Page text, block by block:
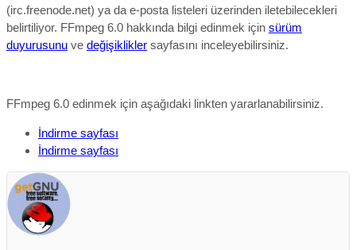
(irc.freenode.net) ya da e-posta listeleri üzerinden iletebilecekleri
belirtiliyor. FFmpeg 6.0 hakkında bilgi edinmek için sürüm
duyurusunu ve değişiklikler sayfasını inceleyebilirsiniz.
FFmpeg 6.0 edinmek için aşağıdaki linkten yararlanabilirsiniz.
İndirme sayfası
İndirme sayfası